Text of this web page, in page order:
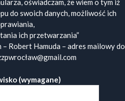
oświadczam, że wiem o tym iż
do swoich danych, możliwość ich
ich przetwarzania”
Robert Hamuda – adres mailowy do
(wymagane)